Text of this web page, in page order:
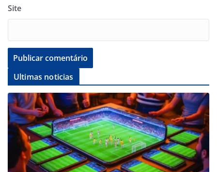
Site
Ultimas noticias